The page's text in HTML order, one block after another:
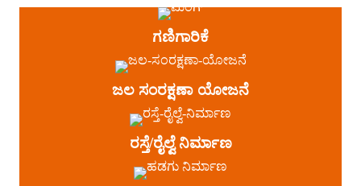
ಗಣಿಗಾರಿಕೆ
ಜಲ ಸಂರಕ್ಷಣಾ ಯೋಜನೆ
ರಸ್ತೆ/ರೈಲ್ವೆ ನಿರ್ಮಾಣ